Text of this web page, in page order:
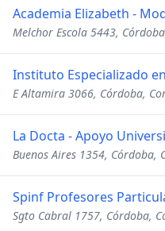
Academia Elizabeth -
Melchor Escola 5443,
Instituto Especializado
E Altamira 3066, Córdoba,
La Docta - Apoyo
Buenos Aires 1354, Córdoba,
Spinf Profesores
Sgto Cabral 1757, Córdoba,